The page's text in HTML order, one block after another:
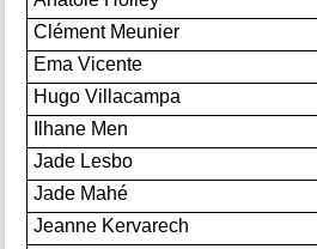
Clément Meunier
Ema Vicente
Hugo Villacampa
Ilhane Men
Jade Lesbo
Jade Mahé
Jeanne Kervarech